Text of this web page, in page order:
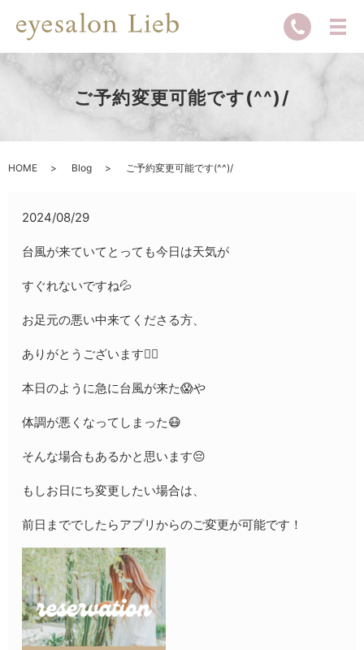
ご予約変更可能です(^^)/
HOME Blog ご予約変更可能です(^^)/
2024/08/29
台風が来ていてとっても今日は天気が
すぐれないですね💦
お足元の悪い中来てくださる方、
ありがとうございます🙇‍♀️
本日のように急に台風が来た😱や
体調が悪くなってしまった😷
そんな場合もあるかと思います😔
もしお日にち変更したい場合は、
前日まででしたらアプリからのご変更が可能です！